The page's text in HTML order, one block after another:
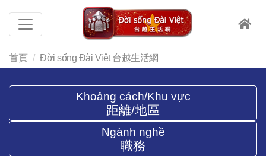
首頁 Đời sống Đài Việt 台越生活網
Khoảng cách/Khu vực
距離/地區
Ngành nghề
職務